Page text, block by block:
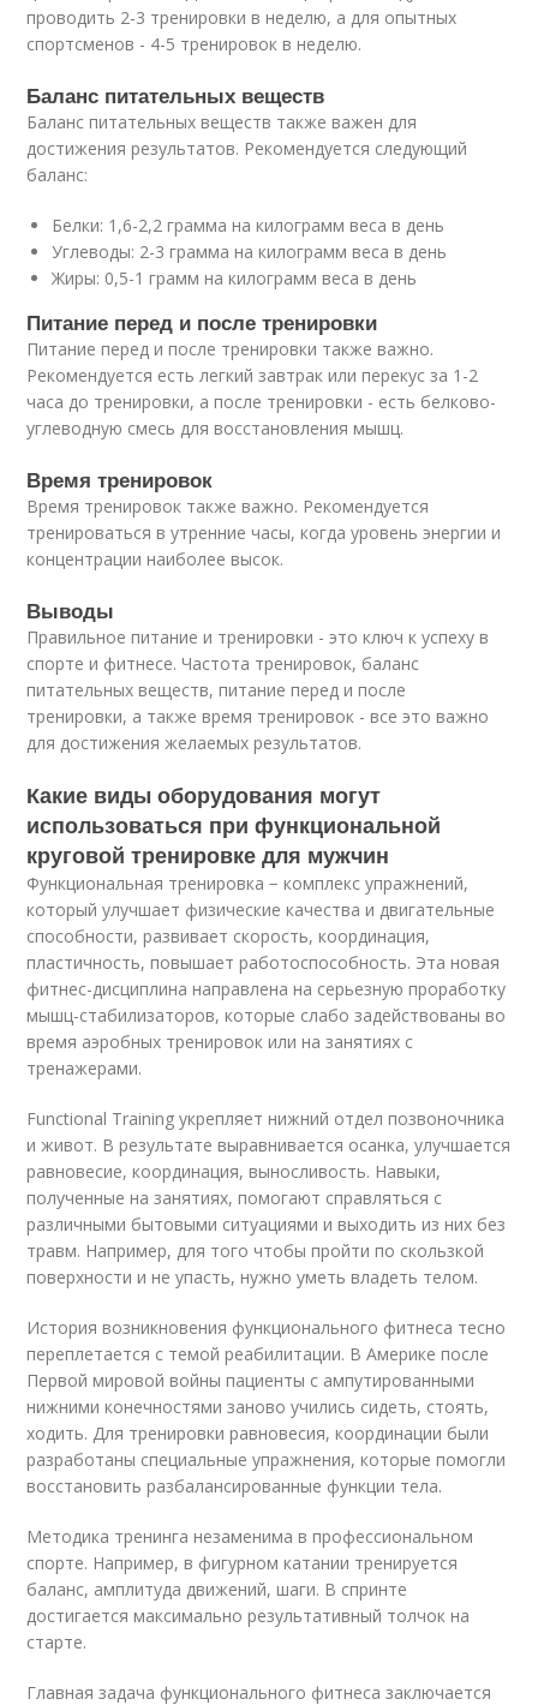
проводить 2-3 тренировки в неделю, а для опытных
спортсменов - 4-5 тренировок в неделю.
Баланс питательных веществ
Баланс питательных веществ также важен для
достижения результатов. Рекомендуется следующий
баланс:
Белки: 1,6-2,2 грамма на килограмм веса в день
Углеводы: 2-3 грамма на килограмм веса в день
Жиры: 0,5-1 грамм на килограмм веса в день
Питание перед и после тренировки
Питание перед и после тренировки также важно.
Рекомендуется есть легкий завтрак или перекус за 1-2
часа до тренировки, а после тренировки - есть белково-
углеводную смесь для восстановления мышц.
Время тренировок
Время тренировок также важно. Рекомендуется
тренироваться в утренние часы, когда уровень энергии и
концентрации наиболее высок.
Выводы
Правильное питание и тренировки - это ключ к успеху в
спорте и фитнесе. Частота тренировок, баланс
питательных веществ, питание перед и после
тренировки, а также время тренировок - все это важно
для достижения желаемых результатов.
Какие виды оборудования могут
использоваться при функциональной
круговой тренировке для мужчин
Функциональная тренировка − комплекс упражнений,
который улучшает физические качества и двигательные
способности, развивает скорость, координация,
пластичность, повышает работоспособность. Эта новая
фитнес-дисциплина направлена на серьезную проработку
мышц-стабилизаторов, которые слабо задействованы во
время аэробных тренировок или на занятиях с
тренажерами.
Functional Training укрепляет нижний отдел позвоночника
и живот. В результате выравнивается осанка, улучшается
равновесие, координация, выносливость. Навыки,
полученные на занятиях, помогают справляться с
различными бытовыми ситуациями и выходить из них без
травм. Например, для того чтобы пройти по скользкой
поверхности и не упасть, нужно уметь владеть телом.
История возникновения функционального фитнеса тесно
переплетается с темой реабилитации. В Америке после
Первой мировой войны пациенты с ампутированными
нижними конечностями заново учились сидеть, стоять,
ходить. Для тренировки равновесия, координации были
разработаны специальные упражнения, которые помогли
восстановить разбалансированные функции тела.
Методика тренинга незаменима в профессиональном
спорте. Например, в фигурном катании тренируется
баланс, амплитуда движений, шаги. В спринте
достигается максимально результативный толчок на
старте.
Главная задача функционального фитнеса заключается